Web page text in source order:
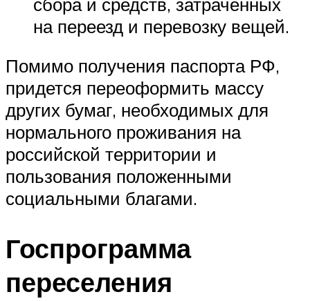
на переезд и перевозку вещей.
Помимо получения паспорта РФ,
придется переоформить массу
других бумаг, необходимых для
нормального проживания на
российской территории и
пользования положенными
социальными благами.
Госпрограмма
переселения